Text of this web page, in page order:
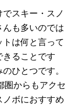
スキー・スノ
も多いのでは
は何と言って
ることです
ひとつです。
圏からもアクセ
ボにおすすめ